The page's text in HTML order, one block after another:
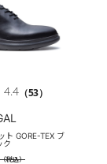
4.4（53）
ト GORE-TEX ブ
ク
（税込）